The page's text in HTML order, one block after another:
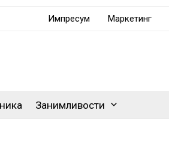
Импресум Маркетинг
Занимливости